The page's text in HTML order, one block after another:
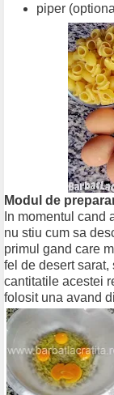
piper
Modul de
In momentul cand
nu stiu cum sa
primul gand care
fel de desert
cantitatile acestei
folosit una avand